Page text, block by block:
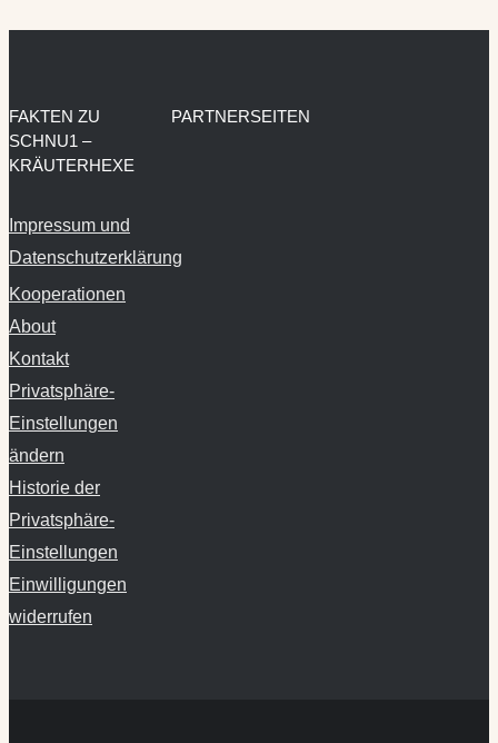
FAKTEN ZU
SCHNU1 –
KRÄUTERHEXE
Impressum und
Datenschutzerklärung
Kooperationen
About
Kontakt
Privatsphäre-
Einstellungen
ändern
Historie der
Privatsphäre-
Einstellungen
Einwilligungen
widerrufen
PARTNERSEITEN